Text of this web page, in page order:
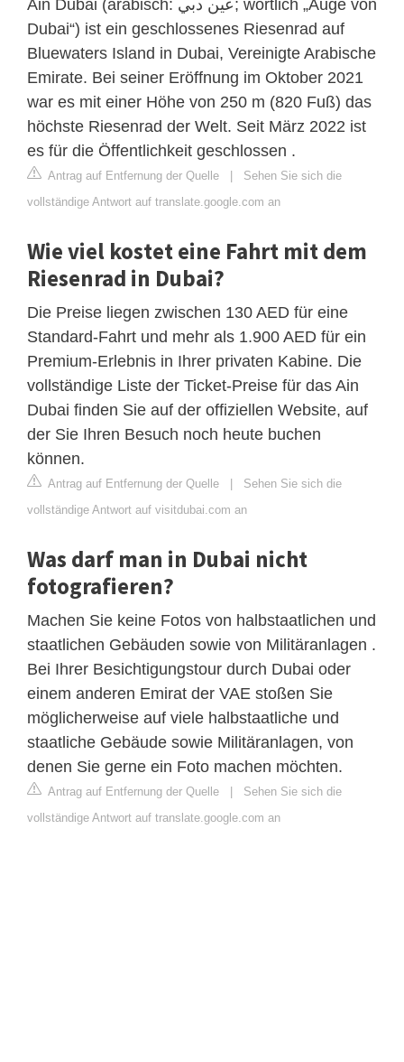
Ain Dubai (arabisch: عين دبي; wörtlich „Auge von
Dubai“) ist ein geschlossenes Riesenrad auf
Bluewaters Island in Dubai, Vereinigte Arabische
Emirate. Bei seiner Eröffnung im Oktober 2021
war es mit einer Höhe von 250 m (820 Fuß) das
höchste Riesenrad der Welt. Seit März 2022 ist
es für die Öffentlichkeit geschlossen .
Antrag auf Entfernung der Quelle | Sehen Sie sich die
vollständige Antwort auf translate.google.com an
Wie viel kostet eine Fahrt mit dem
Riesenrad in Dubai?
Die Preise liegen zwischen 130 AED für eine
Standard-Fahrt und mehr als 1.900 AED für ein
Premium-Erlebnis in Ihrer privaten Kabine. Die
vollständige Liste der Ticket-Preise für das Ain
Dubai finden Sie auf der offiziellen Website, auf
der Sie Ihren Besuch noch heute buchen
können.
Antrag auf Entfernung der Quelle | Sehen Sie sich die
vollständige Antwort auf visitdubai.com an
Was darf man in Dubai nicht
fotografieren?
Machen Sie keine Fotos von halbstaatlichen und
staatlichen Gebäuden sowie von Militäranlagen .
Bei Ihrer Besichtigungstour durch Dubai oder
einem anderen Emirat der VAE stoßen Sie
möglicherweise auf viele halbstaatliche und
staatliche Gebäude sowie Militäranlagen, von
denen Sie gerne ein Foto machen möchten.
Antrag auf Entfernung der Quelle | Sehen Sie sich die
vollständige Antwort auf translate.google.com an